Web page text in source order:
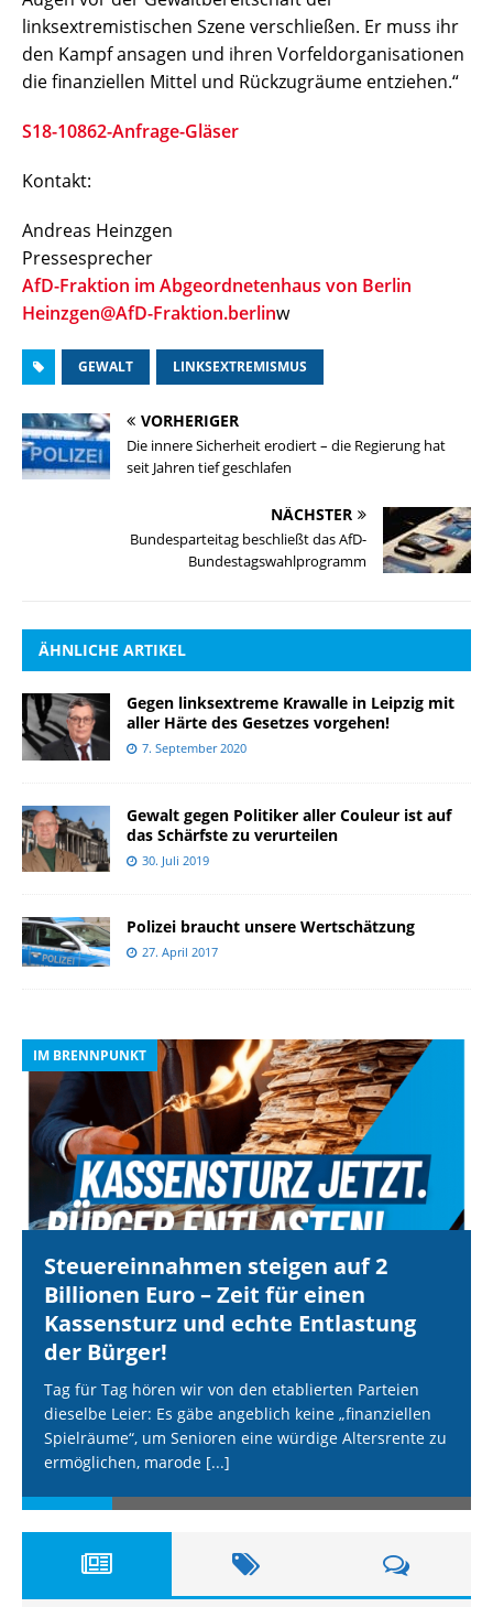
linksextremistischen Szene verschließen. Er muss ihr
den Kampf ansagen und ihren Vorfeldorganisationen
die finanziellen Mittel und Rückzugräume entziehen.“
S18-10862-Anfrage-Gläser
Kontakt:
Andreas Heinzgen
Pressesprecher
AfD-Fraktion im Abgeordnetenhaus von Berlin
Heinzgen@AfD-Fraktion.berlinw
GEWALT LINKSEXTREMISMUS
VORHERIGER
Die innere Sicherheit erodiert – die Regierung hat
seit Jahren tief geschlafen
NÄCHSTER
Bundesparteitag beschließt das AfD-
Bundestagswahlprogramm
ÄHNLICHE ARTIKEL
Gegen linksextreme Krawalle in Leipzig mit
aller Härte des Gesetzes vorgehen!
7. September 2020
Gewalt gegen Politiker aller Couleur ist auf
das Schärfste zu verurteilen
30. Juli 2019
Polizei braucht unsere Wertschätzung
27. April 2017
IM BRENNPUNKT
Steuereinnahmen steigen auf 2
Billionen Euro – Zeit für einen
Kassensturz und echte Entlastung
der Bürger!
Tag für Tag hören wir von den etablierten Parteien
dieselbe Leier: Es gäbe angeblich keine „finanziellen
Spielräume“, um Senioren eine würdige Altersrente zu
ermöglichen, marode [...]